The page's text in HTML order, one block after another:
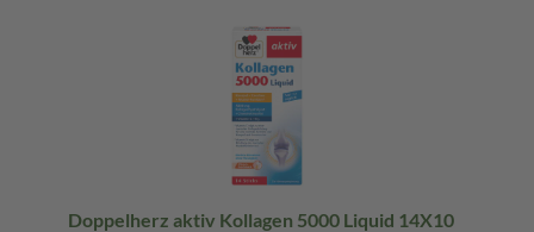
Doppelherz aktiv Kollagen 5000 Liquid 14X10